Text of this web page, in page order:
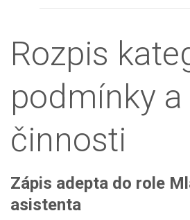
Rozpis
podmínky a
činnosti
Zápis adepta do role
asistenta